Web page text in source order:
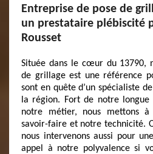
Entreprise de pose de
un prestataire plébiscité
Rousset
Située dans le cœur du 13790,
de grillage est une référence
sont en quête d’un spécialiste
la région. Fort de notre longue
notre métier, nous mettons
savoir-faire et notre technicité.
nous intervenons aussi pour
appel à notre polyvalence si